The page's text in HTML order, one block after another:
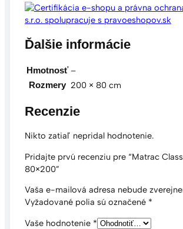
Ďalšie informácie
Hmotnosť –
Rozmery 200 × 80 cm
Recenzie
Nikto zatiaľ nepridal hodnotenie.
Pridajte prvú recenziu pre “Matrac
80×200”
Vaša e-mailová adresa nebude
Vyžadované polia sú označené *
Vaše hodnotenie *